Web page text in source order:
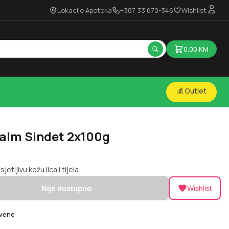
Lokacije Apoteka +387 33 670-346 Wishlist
0.00 KM
💰 Outlet
Sindet 2x100g
kožu lica i tijela.
Nije dostupno Wishlist